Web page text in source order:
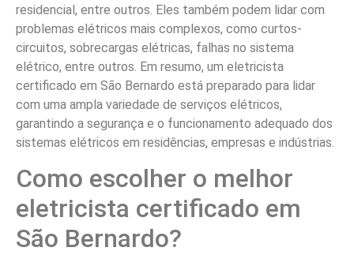
residencial, entre outros. Eles também podem lidar com
problemas elétricos mais complexos, como curtos-
circuitos, sobrecargas elétricas, falhas no sistema
elétrico, entre outros. Em resumo, um eletricista
certificado em São Bernardo está preparado para lidar
com uma ampla variedade de serviços elétricos,
garantindo a segurança e o funcionamento adequado dos
sistemas elétricos em residências, empresas e indústrias.
Como escolher o melhor
eletricista certificado em
São Bernardo?